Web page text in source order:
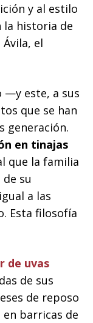
y al estilo
la historia de
el
—y este, a sus
que se han
generación.
en tinajas
que la familia
su
a las
Esta filosofía
de uvas
de sus
de reposo
en barricas de